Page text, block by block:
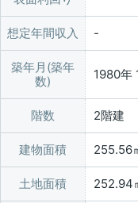
想定年間収入
築年月(築年
数)
1980年
階数 2階建
建物面積 255.56
土地面積 252.94